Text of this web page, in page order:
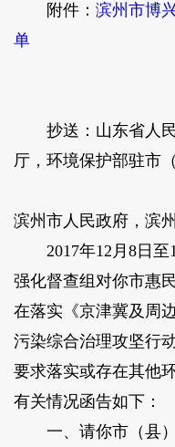
附件： 滨州市博
单
抄送：山东省人民
厅，环境保护部驻市
滨州市人民政府，滨
2017年12月8日至
强化督查组对你市惠
在落实《京津冀及周
污染综合治理攻坚行
要求落实或存在其他
有关情况函告如下：
一、请你市（县）